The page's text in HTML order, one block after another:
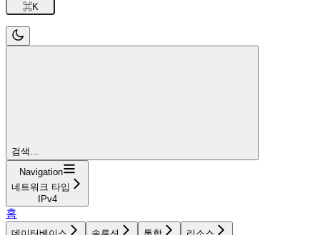
⌘K
검색...
Navigation
네트워크 타입
IPv4
홈